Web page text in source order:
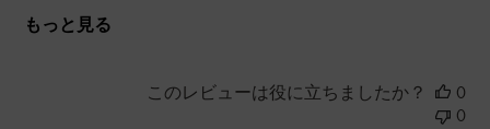
もっと見る
このレビューは役に立ちましたか？
0
0